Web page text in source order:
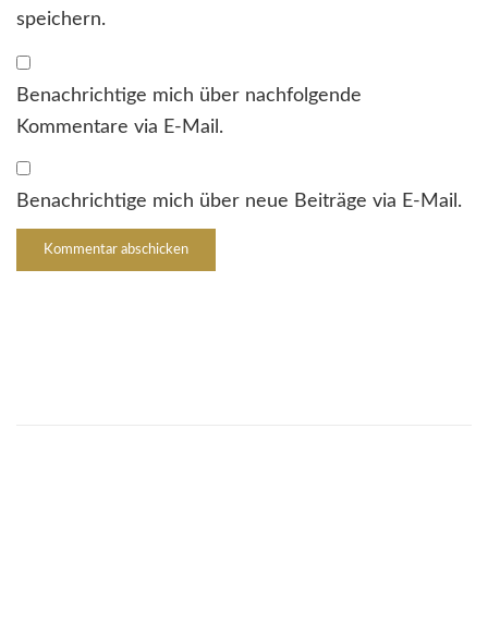
speichern.
Benachrichtige mich über nachfolgende
Kommentare via E-Mail.
Benachrichtige mich über neue Beiträge via E-Mail.